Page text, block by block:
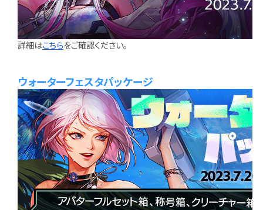
詳細はこちらをご確認ください。
ウォーターフェスタパッケージ